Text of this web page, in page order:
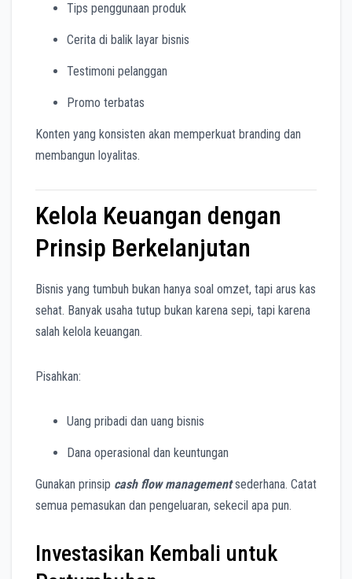
Tips penggunaan produk
Cerita di balik layar bisnis
Testimoni pelanggan
Promo terbatas
Konten yang konsisten akan memperkuat branding dan
membangun loyalitas.
Kelola Keuangan dengan
Prinsip Berkelanjutan
Bisnis yang tumbuh bukan hanya soal omzet, tapi arus kas
sehat. Banyak usaha tutup bukan karena sepi, tapi karena
salah kelola keuangan.
Pisahkan:
Uang pribadi dan uang bisnis
Dana operasional dan keuntungan
Gunakan prinsip cash flow managementsederhana. Catat
semua pemasukan dan pengeluaran, sekecil apa pun.
Investasikan Kembali untuk